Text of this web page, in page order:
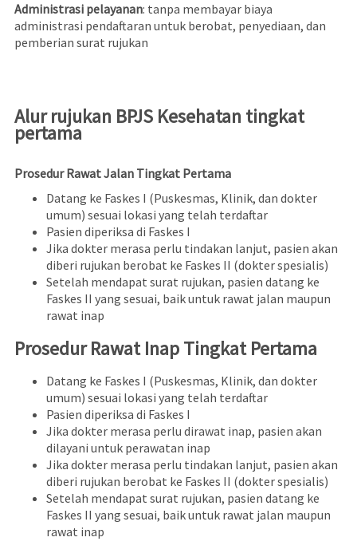
Administrasi pelayanan: tanpa membayar biaya
administrasi pendaftaran untuk berobat, penyediaan, dan
pemberian surat rujukan
Alur rujukan BPJS Kesehatan tingkat
pertama
Prosedur Rawat Jalan Tingkat Pertama
Datang ke Faskes I (Puskesmas, Klinik, dan dokter
umum) sesuai lokasi yang telah terdaftar
Pasien diperiksa di Faskes I
Jika dokter merasa perlu tindakan lanjut, pasien akan
diberi rujukan berobat ke Faskes II (dokter spesialis)
Setelah mendapat surat rujukan, pasien datang ke
Faskes II yang sesuai, baik untuk rawat jalan maupun
rawat inap
Prosedur Rawat Inap Tingkat Pertama
Datang ke Faskes I (Puskesmas, Klinik, dan dokter
umum) sesuai lokasi yang telah terdaftar
Pasien diperiksa di Faskes I
Jika dokter merasa perlu dirawat inap, pasien akan
dilayani untuk perawatan inap
Jika dokter merasa perlu tindakan lanjut, pasien akan
diberi rujukan berobat ke Faskes II (dokter spesialis)
Setelah mendapat surat rujukan, pasien datang ke
Faskes II yang sesuai, baik untuk rawat jalan maupun
rawat inap